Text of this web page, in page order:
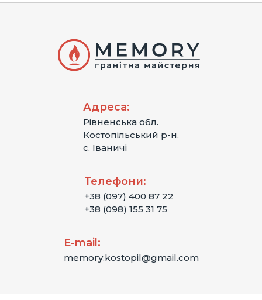
Адреса:
Рівненська обл.
Костопільський р-н.
с. Іваничі
Телефони:
+38 (097) 400 87 22
+38 (098) 155 31 75
E-mail:
memory.kostopil@gmail.com